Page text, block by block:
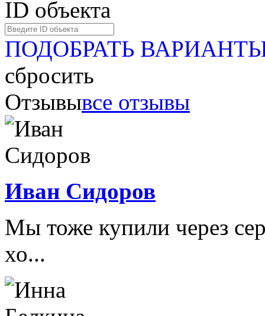
ID объекта
ПОДОБРАТЬ
сбросить
Отзывывсе отзывы
Иван Сидоров
Мы тоже купили через
хо...